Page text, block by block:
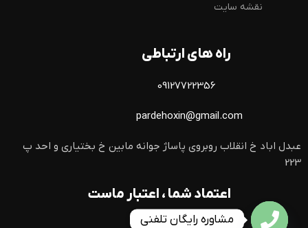
نقشه سایت
راه های ارتباطی
09127722356
pardehoxin@gmail.com
عبدل اباد خ انقلاب روبروی پاساژ جوانه مابین خ بختیاری و احد پ
223
اعتماد شما ، اعتبار ماست
مشاوره رایگان تلفنی